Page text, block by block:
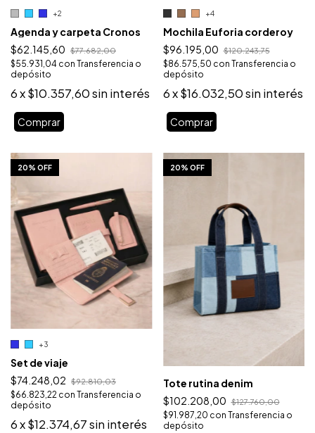
+2
Agenda y carpeta Cronos
$62.145,60
$77.682,00
$55.931,04 con Transferencia o
depósito
6x$10.357,60sin interés
Comprar
+4
Mochila Euforia corderoy
$96.195,00 $120.243,75
$86.575,50 con Transferencia o
depósito
6x$16.032,50sin interés
Comprar
1/10
20% OFF
+3
Set de viaje
$74.248,02
$92.810,03
$66.823,22 con Transferencia o
depósito
6x$12.374,67sin interés
1/6
20% OFF
Tote rutina denim
$102.208,00 $127.760,00
$91.987,20 con Transferencia o
depósito